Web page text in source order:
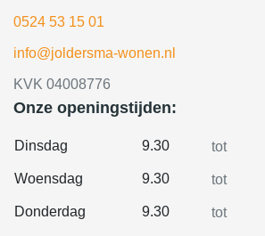
0524 53 15 01
info@joldersma-wonen.nl
KVK 04008776
Onze openingstijden:
Dinsdag 9.30 tot
Woensdag 9.30 tot
Donderdag 9.30 tot